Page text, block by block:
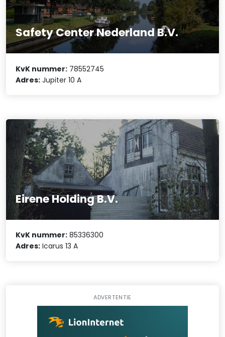
Safety Center Nederland B.V.
KvK nummer: 78552745
Adres: Jupiter 10 A
Eirene Holding B.V.
KvK nummer: 85336300
Adres: Icarus 13 A
ADVERTENTIE